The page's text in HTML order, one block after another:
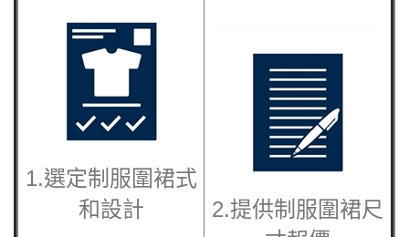
1.選定制服圍裙式
和設計
2.提供制服圍裙尺